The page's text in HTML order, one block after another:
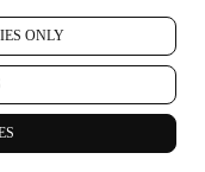
ONLY
en algunas
comunicaciones más
y que
momento.Tenga la